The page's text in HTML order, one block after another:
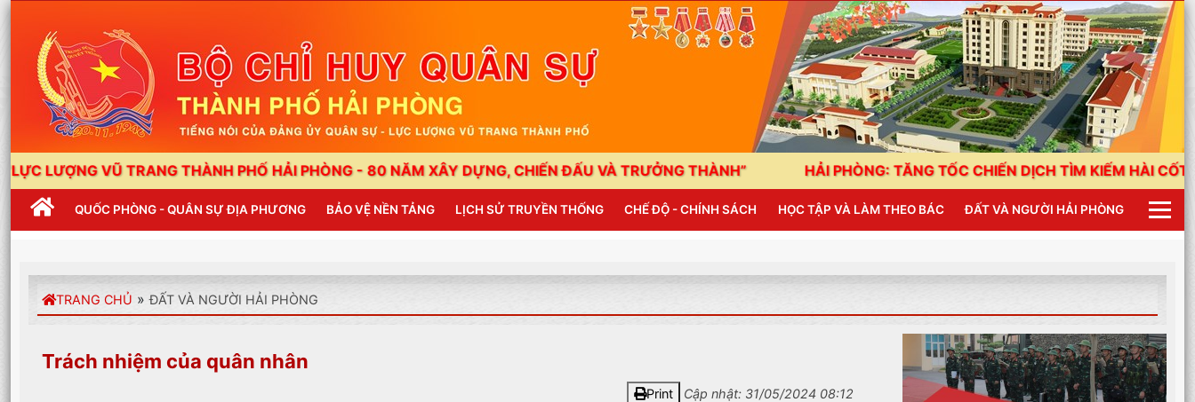
VŨ TRANG THÀNH PHỐ HẢI PHÒNG - 80 NĂM XÂY DỰNG, CHIẾN ĐẤU VÀ TRƯỞNG THÀNH” HẢI PHÒNG: TĂNG TỐC CHIẾN DỊCH TÌM KIẾM HÀI CỐT LIỆT SĨ
QUỐC PHÒNG - QUÂN SỰ ĐỊA PHƯƠNG BẢO VỆ NỀN TẢNG LỊCH SỬ TRUYỀN THỐNG CHẾ ĐỘ - CHÍNH SÁCH HỌC TẬP VÀ LÀM THEO BÁC ĐẤT VÀ NGƯỜI HẢI PHÒNG
TRANG CHỦ »ĐẤT VÀ NGƯỜI HẢI PHÒNG
Trách nhiệm của quân nhân
Print Cập nhật: 31/05/2024 08:12